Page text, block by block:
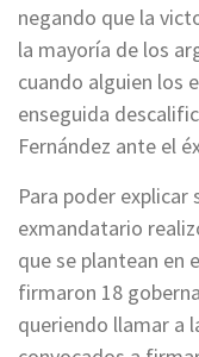
negando que la
la mayoría de los
cuando alguien los
enseguida
Fernández ante el
Para poder explicar
exmandatario
que se plantean en
firmaron 18
queriendo llamar a